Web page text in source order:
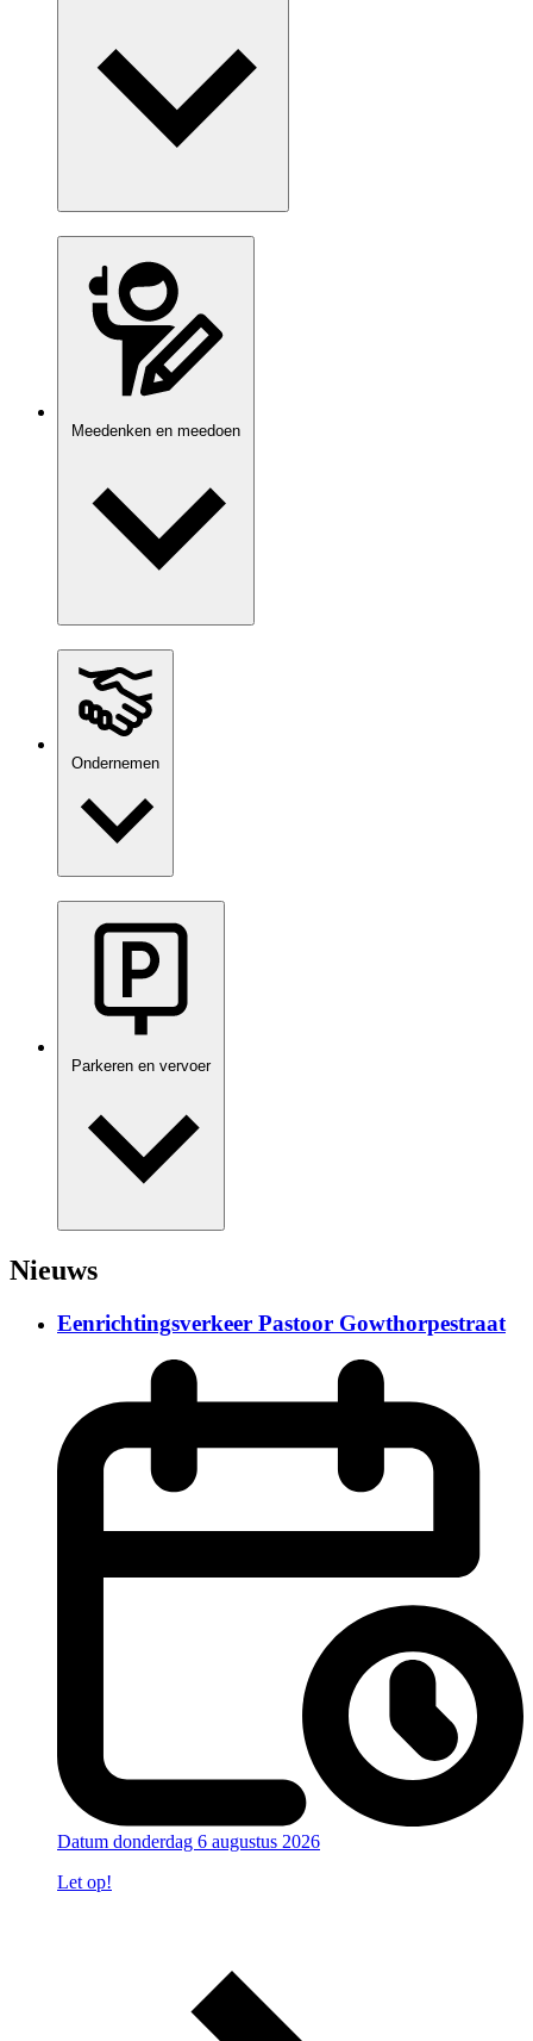
Meedenken en meedoen
Ondernemen
Parkeren en vervoer
Nieuws
Eenrichtingsverkeer Pastoor Gowthorpestraat
Datum donderdag 6 augustus 2026
Let op!